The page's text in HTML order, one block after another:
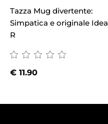
Tazza Mug divertente:
Simpatica e originale Idea
R
€11.90